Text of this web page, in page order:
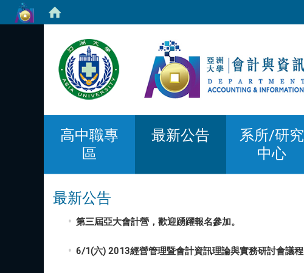
高中職專
區
最新公告
系所/研究
中心
最新公告
第三屆亞大會計營，歡迎踴躍報名參加。
6/1(六) 2013經營管理暨會計資訊理論與實務研討會議程